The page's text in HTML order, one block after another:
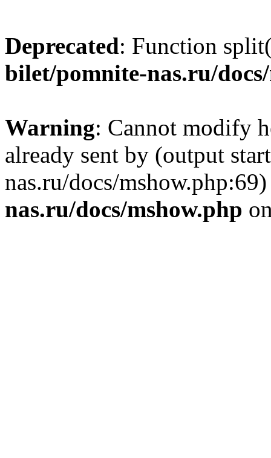
Deprecated: Function
bilet/pomnite-nas.ru/
Warning: Cannot modify
already sent by (output
nas.ru/docs/
nas.ru/docs/mshow.php